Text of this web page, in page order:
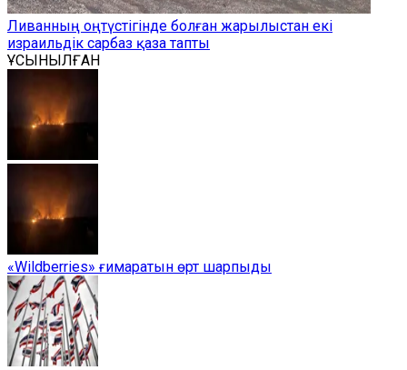
Ливанның оңтүстігінде болған жарылыстан екі
израильдік сарбаз қаза тапты
ҰСЫНЫЛҒАН
«Wildberries» ғимаратын өрт шарпыды